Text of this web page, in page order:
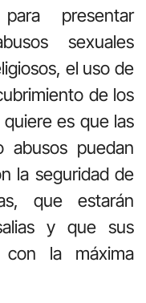
presentar
sexuales
el uso de
de los
es que las
abusos puedan
la seguridad de
que estarán
y que sus
con la máxima